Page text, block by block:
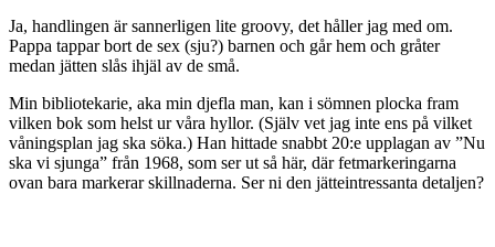
Ja, handlingen är sannerligen lite groovy, det håller jag med om.
Pappa tappar bort de sex (sju?) barnen och går hem och gråter
medan jätten slås ihjäl av de små.
Min bibliotekarie, aka min djefla man, kan i sömnen plocka fram
vilken bok som helst ur våra hyllor. (Själv vet jag inte ens på vilket
våningsplan jag ska söka.) Han hittade snabbt 20:e upplagan av ”Nu
ska vi sjunga” från 1968, som ser ut så här, där fetmarkeringarna
ovan bara markerar skillnaderna. Ser ni den jätteintressanta detaljen?